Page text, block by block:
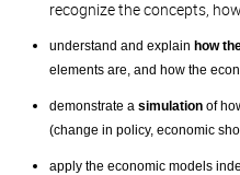
recognize the concepts,
understand and explain how
elements are, and how the
demonstrate a simulationof
(change in policy, economic
apply the economic models